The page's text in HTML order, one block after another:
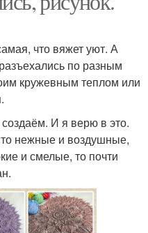
что вяжет уют. А
по разным
кружевным теплом или
И я верю в это.
нежные и воздушные,
и смелые, то почти